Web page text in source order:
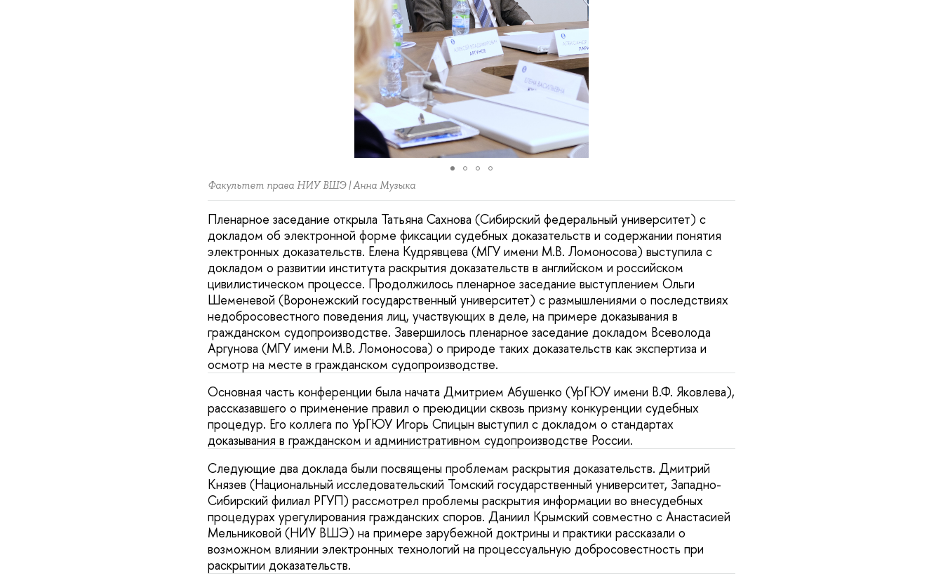
Факультет права НИУ ВШЭ | Анна Музыка
Пленарное заседание открыла Татьяна Сахнова (Сибирский федеральный университет) с
докладом об электронной форме фиксации судебных доказательств и содержании понятия
электронных доказательств. Елена Кудрявцева (МГУ имени М.В. Ломоносова) выступила с
докладом о развитии института раскрытия доказательств в английском и российском
цивилистическом процессе. Продолжилось пленарное заседание выступлением Ольги
Шеменевой (Воронежский государственный университет) с размышлениями о последствиях
недобросовестного поведения лиц, участвующих в деле, на примере доказывания в
гражданском судопроизводстве. Завершилось пленарное заседание докладом Всеволода
Аргунова (МГУ имени М.В. Ломоносова) о природе таких доказательств как экспертиза и
осмотр на месте в гражданском судопроизводстве.
Основная часть конференции была начата Дмитрием Абушенко (УрГЮУ имени В.Ф. Яковлева),
рассказавшего о применение правил о преюдиции сквозь призму конкуренции судебных
процедур. Его коллега по УрГЮУ Игорь Спицын выступил с докладом о стандартах
доказывания в гражданском и административном судопроизводстве России.
Следующие два доклада были посвящены проблемам раскрытия доказательств. Дмитрий
Князев (Национальный исследовательский Томский государственный университет, Западно-
Сибирский филиал РГУП) рассмотрел проблемы раскрытия информации во внесудебных
процедурах урегулирования гражданских споров. Даниил Крымский совместно с Анастасией
Мельниковой (НИУ ВШЭ) на примере зарубежной доктрины и практики рассказали о
возможном влиянии электронных технологий на процессуальную добросовестность при
раскрытии доказательств.